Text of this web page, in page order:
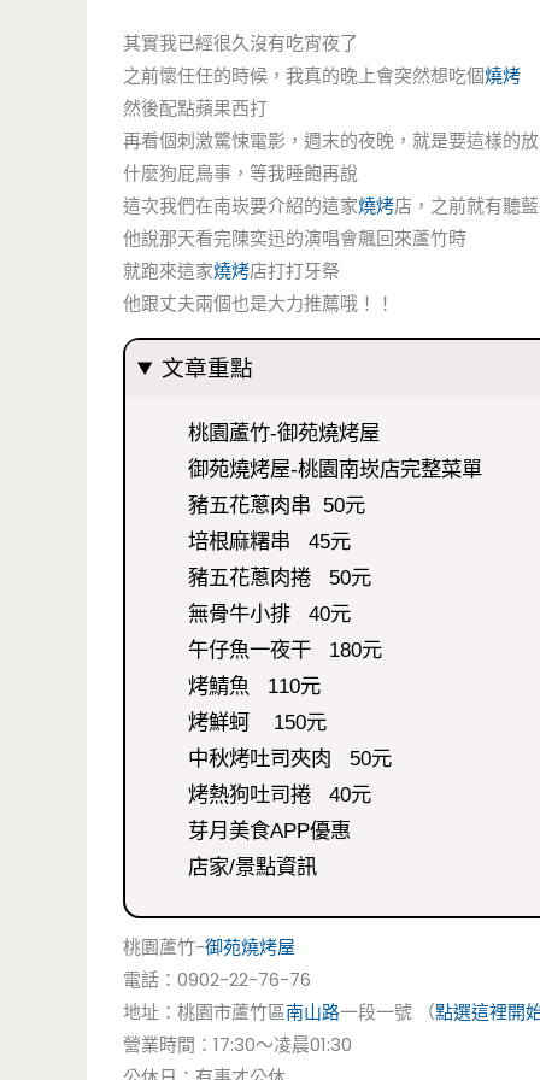
其實我已經很久沒有吃宵夜了
之前懷任任的時候，我真的晚上會突然想吃個燒烤
然後配點蘋果西打
再看個刺激驚悚電影，週末的夜晚，就是要這樣的
什麼狗屁鳥事，等我睡飽再說
這次我們在南崁要介紹的這家燒烤店，之前就有聽
他說那天看完陳奕迅的演唱會飆回來蘆竹時
就跑來這家燒烤店打打牙祭
他跟丈夫兩個也是大力推薦哦！！
文章重點
桃園蘆竹-御苑燒烤屋
御苑燒烤屋-桃園南崁店完整菜單
豬五花蔥肉串 50元
培根麻糬串 45元
豬五花蔥肉捲 50元
無骨牛小排 40元
午仔魚一夜干 180元
烤鯖魚 110元
烤鮮蚵 150元
中秋烤吐司夾肉 50元
烤熱狗吐司捲 40元
芽月美食APP優惠
店家/景點資訊
桃園蘆竹-御苑燒烤屋
電話：0902-22-76-76
地址：桃園市蘆竹區南山路一段一號 （點選這裡開
營業時間：17:30～凌晨01:30